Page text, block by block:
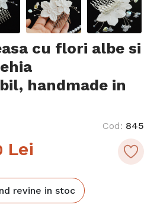
cu flori albe si
handmade in
Cod: 845
Lei
revine in stoc